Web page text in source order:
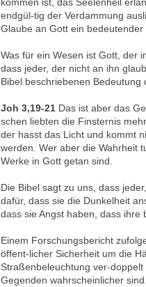
endgül-tig der Verdammung
Glaube an Gott ein
Was für ein Wesen ist Gott, der
dass jeder, der nicht an ihn
Bibel beschriebenen
Joh 3,19-21 Das ist aber das
schen liebten die Finsternis
der hasst das Licht und kommt
werden. Wer aber die Wahrheit
Werke in Gott getan sind.
Die Bibel sagt zu uns, dass
dafür, dass sie die Dunkelheit
dass sie Angst haben, dass ihre
Einem Forschungsbericht
öffent-licher Sicherheit um die
Straßenbeleuchtung ver-
Gegenden wahrscheinlicher